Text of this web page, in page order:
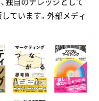
ています。外部メディ